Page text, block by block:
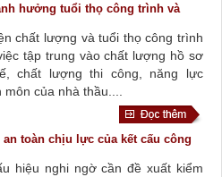
hưởng tuổi thọ công trình và
chất lượng và tuổi thọ công trình
tập trung vào chất lượng hồ sơ
chất lượng thi công, năng lực
môn của nhà thầu....
toàn chịu lực của kết cấu công
hiệu nghi ngờ cần đề xuất kiểm